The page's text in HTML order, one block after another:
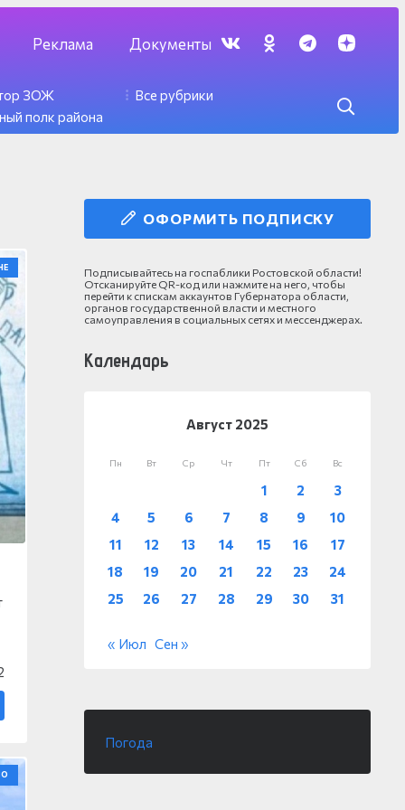
Реклама Документы
ЗОЖ
полк района
Все рубрики
ОФОРМИТЬ ПОДПИСКУ
Подписывайтесь на госпаблики Ростовской области!
Отсканируйте QR-код или нажмите на него, чтобы
перейти к спискам аккаунтов Губернатора области,
органов государственной власти и местного
самоуправления в социальных сетях и мессенджерах.
Календарь
Август 2025
Пн Вт Ср Чт Пт Сб Вс
1 2
3
4
5 6 7 8 9
10
11
12 13 14 15 16
17
18
19 20 21 22 23
24
25
26 27 28 29 30 31
« Июл Сен »
Погода